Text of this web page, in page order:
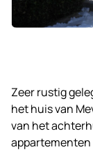
Zeer rustig
het huis van
van het